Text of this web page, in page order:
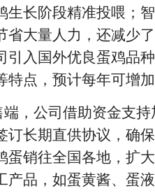
生长阶段精准投喂；
省大量人力，还减少
引入国外优良蛋鸡品
特点，预计每年可增
端，公司借助资金支
订长期直供协议，确
蛋销往全国各地，扩
产品，如蛋黄酱、蛋